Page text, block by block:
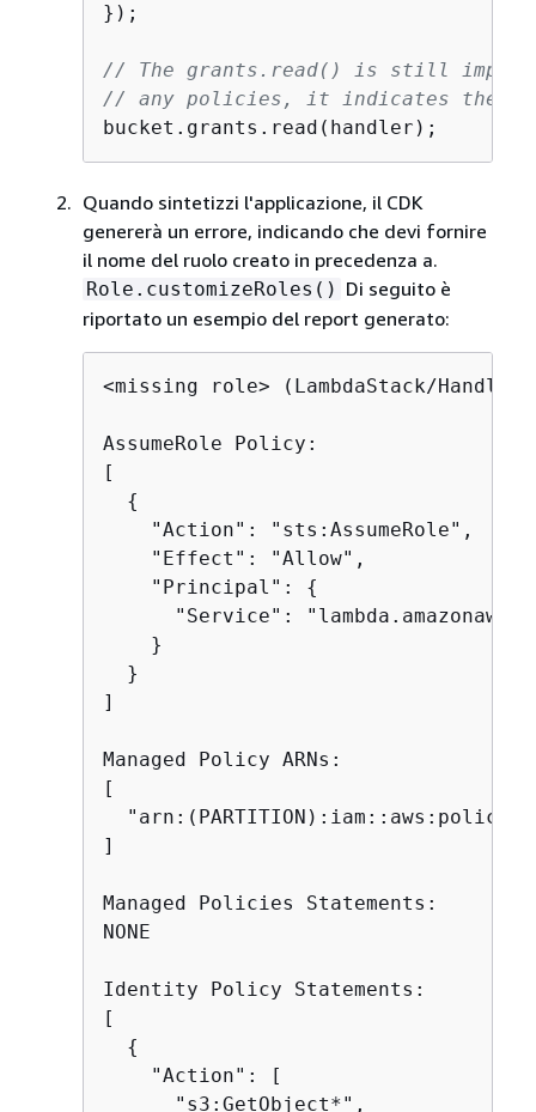
});
// The grants.read() is still
// any policies, it indicates the
bucket.grants.read(handler);
Quando sintetizzi l'applicazione, il CDK
genererà un errore, indicando che devi fornire
il nome del ruolo creato in precedenza a.
Role.customizeRoles() Di seguito è
riportato un esempio del report generato:
<missing role> (LambdaStack/
AssumeRole Policy:
[
{
    "Action": "sts:AssumeRole",
    "Effect": "Allow",
    "Principal":
{
"Service":
    }
  }
]
Managed Policy ARNs:
[
"arn:(PARTITION):iam::aws:policy/
]
Managed Policies Statements:
NONE
Identity Policy Statements:
[
{
    "Action": [
      "s3:GetObject*",